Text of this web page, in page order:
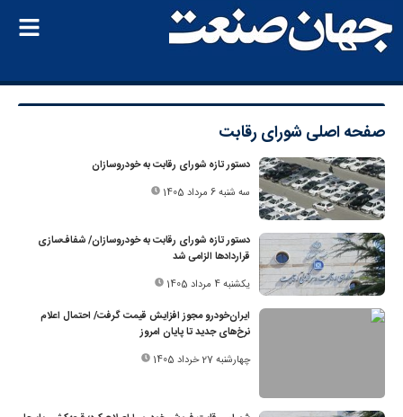
صفحه اصلی شورای رقابت
دستور تازه شورای رقابت به خودروسازان
سه شنبه 6 مرداد 1405
دستور تازه شورای رقابت به خودروسازان/ شفاف‌سازی
قراردادها الزامی شد
یکشنبه 4 مرداد 1405
ایران‌خودرو مجوز افزایش قیمت گرفت/ احتمال اعلام
نرخ‌های جدید تا پایان امروز
چهارشنبه 27 خرداد 1405